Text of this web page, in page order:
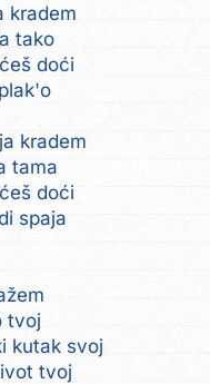
kradem
tako
doći
kradem
tama
doći
spaja
tvoj
kutak svoj
tvoj